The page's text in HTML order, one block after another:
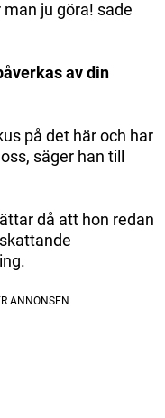
ju göra! sade
av din
på det här och har
säger han till
då att hon redan